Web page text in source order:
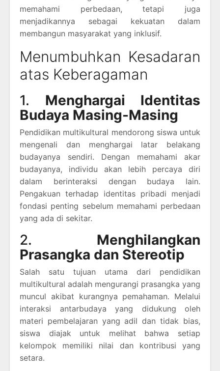
memahami perbedaan, tetapi juga
menjadikannya sebagai kekuatan dalam
membangun masyarakat yang inklusif.
Menumbuhkan Kesadaran
atas Keberagaman
1. Menghargai Identitas
Budaya Masing-Masing
Pendidikan multikultural mendorong siswa untuk
mengenali dan menghargai latar belakang
budayanya sendiri. Dengan memahami akar
budayanya, individu akan lebih percaya diri
dalam berinteraksi dengan budaya lain.
Pengakuan terhadap identitas pribadi menjadi
fondasi penting sebelum memahami perbedaan
yang ada di sekitar.
2. Menghilangkan
Prasangka dan Stereotip
Salah satu tujuan utama dari pendidikan
multikultural adalah mengurangi prasangka yang
muncul akibat kurangnya pemahaman. Melalui
interaksi antarbudaya yang didukung oleh
materi pembelajaran yang adil dan tidak bias,
siswa diajak untuk melihat bahwa setiap
kelompok memiliki nilai dan kontribusi yang
setara.